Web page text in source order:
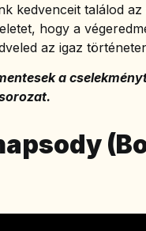
kedvenceit találod
hogy a
az igaz
a